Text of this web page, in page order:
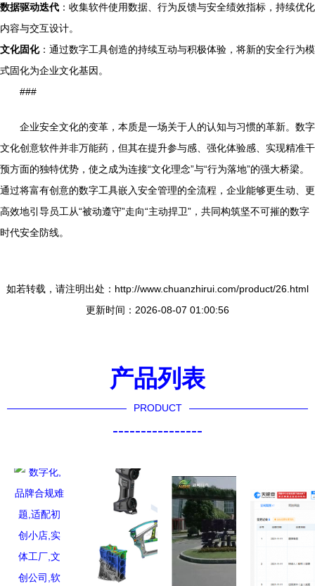
数据驱动迭代 ：收集软件使用数据、行为反馈与安全绩效指标，持续优化
内容与交互设计。
文化固化：通过数字工具创造的持续互动与积极体验，将新的安全行为模
式固化为企业文化基因。
###
企业安全文化的变革，本质是一场关于人的认知与习惯的革新。数字
文化创意软件并非万能药，但其在提升参与感、强化体验感、实现精准干
预方面的独特优势，使之成为连接“文化理念”与“行为落地”的强大桥梁。
通过将富有创意的数字工具嵌入安全管理的全流程，企业能够更生动、更
高效地引导员工从“被动遵守”走向“主动捍卫”，共同构筑坚不可摧的数字
时代安全防线。
如若转载，请注明出处：http://www.chuanzhirui.com/product/26.html
更新时间：2026-08-07 01:00:56
产品列表
PRODUCT
----------------